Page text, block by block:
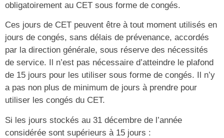
obligatoirement au CET sous forme de congés.
Ces jours de CET peuvent être à tout moment utilisés en
jours de congés, sans délais de prévenance, accordés
par la direction générale, sous réserve des nécessités
de service. Il n’est pas nécessaire d’atteindre le plafond
de 15 jours pour les utiliser sous forme de congés. Il n’y
a pas non plus de minimum de jours à prendre pour
utiliser les congés du CET.
Si les jours stockés au 31 décembre de l’année
considérée sont supérieurs à 15 jours :